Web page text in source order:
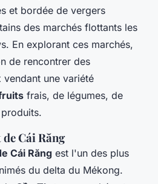
et bordée de vergers
des marchés flottants les
En explorant ces marchés,
de rencontrer des
une variété
frais, de légumes, de
Cái Răng
Cái Răng est l'un des plus
du delta du Mékong.